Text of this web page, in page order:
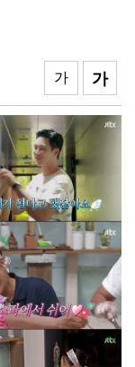
강연
대
영암 대불렉시안, 임대보증금 보증 가입 완료…'주거 안…
전남광주특별시 광산구, 여름 '식중독 비상' 예방 캠페…
장…
영암군민속씨름단 '영민씨', 111회 우승…영암 대표 …
가
가